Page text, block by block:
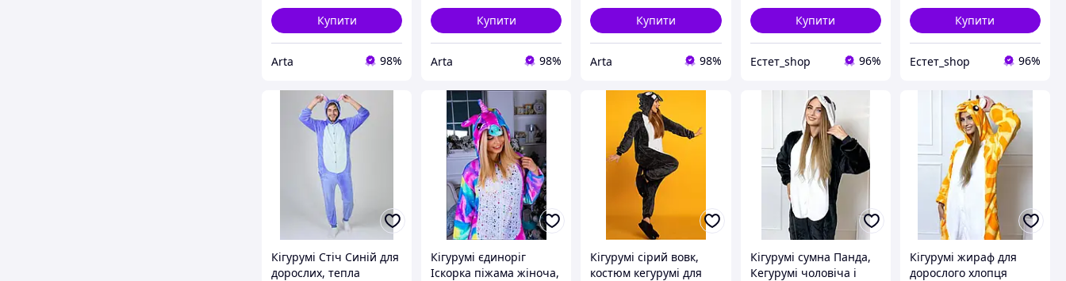
Купити
Arta 98%
Купити
Arta 98%
Купити
Arta 98%
Купити
Естет_shop 96%
Купити
Естет_shop 96%
Кігурумі Стіч Синій для
дорослих, тепла
Кігурумі єдиноріг
Іскорка піжама жіноча,
Кігурумі сірий вовк,
костюм кегурумі для
Кігурумі сумна Панда,
Кегурумі чоловіча і
Кігурумі жираф для
дорослого хлопця